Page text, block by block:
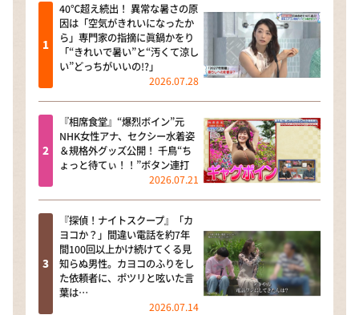
40℃超え続出！ 異常な暑さの原
因は「空気がきれいになったか
ら」専門家の指摘に眞鍋かをり
「“きれいで暑い”と“汚くて涼し
い”どっちがいいの!?」
2026.07.28
『相席食堂』“爆烈ボイン”元
NHK女性アナ、セクシー水着姿
＆規格外グッズ公開！ 千鳥“ち
ょっと待てぃ！！”ボタン連打
2026.07.21
『探偵！ナイトスクープ』「カ
ヨコか？」間違い電話を約7年
間100回以上かけ続けてくる見
知らぬ男性。カヨコのふりをし
た依頼者に、ポツリと呟いた言
葉は…
2026.07.14